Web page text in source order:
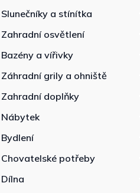
Slunečníky a stínítka
Zahradní osvětlení
Bazény a vířivky
Záhradní grily a ohniště
Zahradní doplňky
Nábytek
Bydlení
Chovatelské potřeby
Dílna